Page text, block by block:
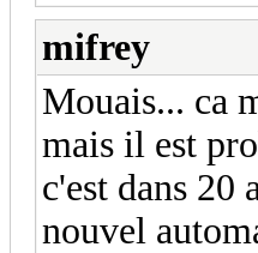
mifrey
Mouais... ca
mais il est
c'est dans 20
nouvel